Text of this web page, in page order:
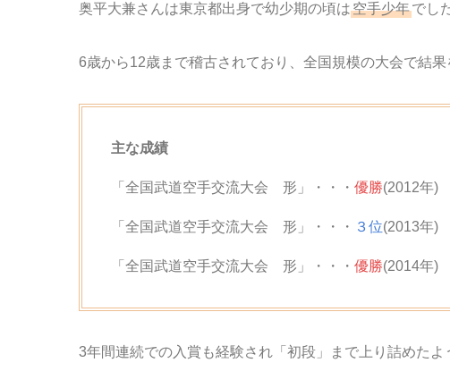
奥平大兼さんは東京都出身で幼少期の頃は空手少年でし
6歳から12歳まで稽古されており、全国規模の大会で結果
主な成績
「全国武道空手交流大会 形」・・・ 優勝(2012年)
「全国武道空手交流大会 形」・・・ ３位(2013年)
「全国武道空手交流大会 形」・・・ 優勝(2014年)
3年間連続での入賞も経験され「初段」まで上り詰めたよ